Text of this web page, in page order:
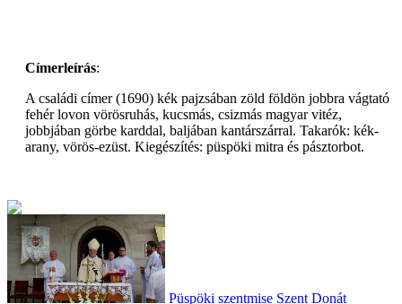
Címerleírás:
A családi címer (1690) kék pajzsában zöld földön jobbra vágtató
fehér lovon vörösruhás, kucsmás, csizmás magyar vitéz,
jobbjában görbe karddal, baljában kantárszárral. Takarók: kék-
arany, vörös-ezüst. Kiegészítés: püspöki mitra és pásztorbot.
Püspöki szentmise Szent Donát